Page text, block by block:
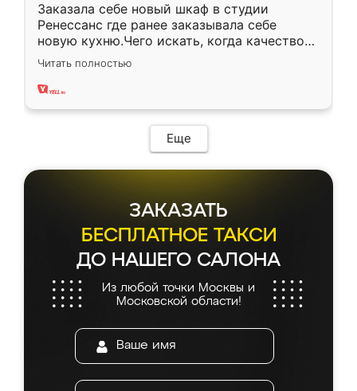
Заказала себе новый шкаф в студии
Ренессанс где ранее заказывала себе
новую кухню.Чего искать, когда качеством
вполне довольна. Служит кухня уже почти
два года, нареканий нет.
Читать полностью
Еще
ЗАКАЗАТЬ
БЕСПЛАТНОЕ ТАКСИ
ДО НАШЕГО САЛОНА
Из любой точки Москвы и
Московской области!